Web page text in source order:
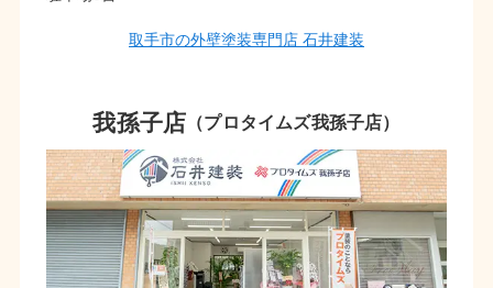
取手市の外壁塗装専門店 石井建装
我孫子店 （プロタイムズ我孫子店）